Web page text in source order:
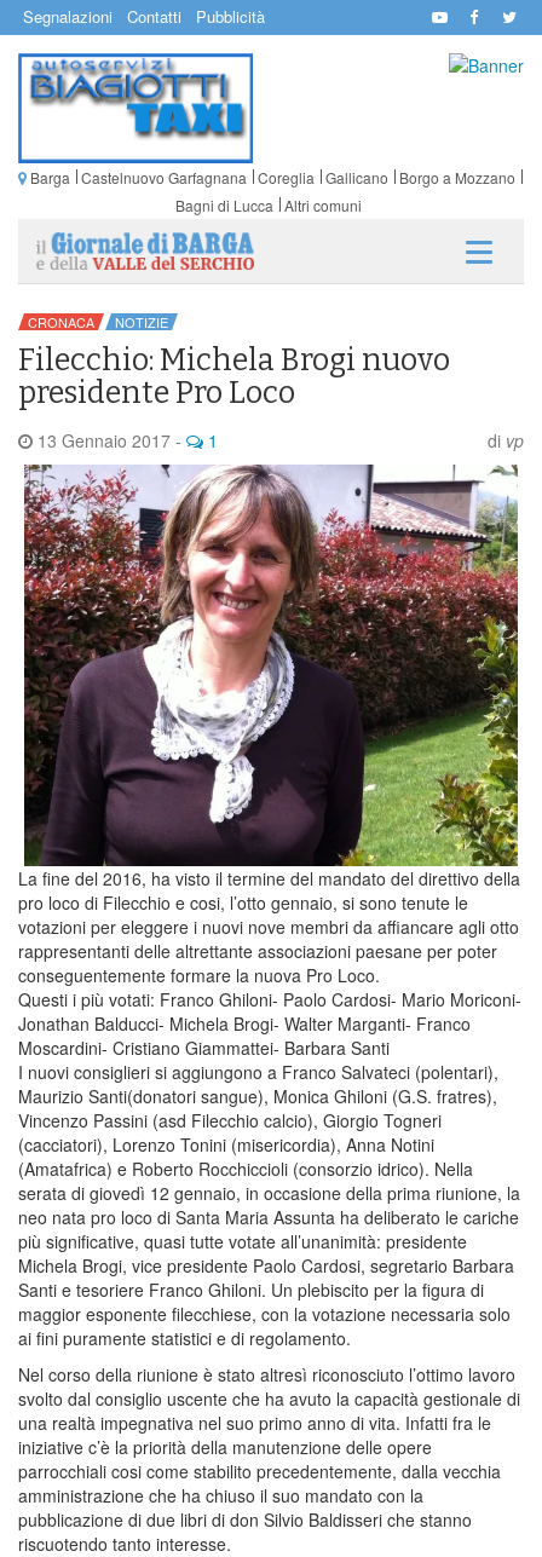
Segnalazioni Contatti Pubblicità
Barga Castelnuovo Garfagnana Coreglia Gallicano
Borgo a Mozzano
Bagni di Lucca Altri comuni
CRONACA NOTIZIE
Filecchio: Michela Brogi nuovo
presidente Pro Loco
13 Gennaio 2017 - 1 di vp
La fine del 2016, ha visto il termine del mandato del direttivo della
pro loco di Filecchio e cosi, l’otto gennaio, si sono tenute le
votazioni per eleggere i nuovi nove membri da affiancare agli otto
rappresentanti delle altrettante associazioni paesane per poter
conseguentemente formare la nuova Pro Loco.
Questi i più votati: Franco Ghiloni- Paolo Cardosi- Mario Moriconi-
Jonathan Balducci- Michela Brogi- Walter Marganti- Franco
Moscardini- Cristiano Giammattei- Barbara Santi
I nuovi consiglieri si aggiungono a Franco Salvateci (polentari),
Maurizio Santi(donatori sangue), Monica Ghiloni (G.S. fratres),
Vincenzo Passini (asd Filecchio calcio), Giorgio Togneri
(cacciatori), Lorenzo Tonini (misericordia), Anna Notini
(Amatafrica) e Roberto Rocchiccioli (consorzio idrico). Nella
serata di giovedì 12 gennaio, in occasione della prima riunione, la
neo nata pro loco di Santa Maria Assunta ha deliberato le cariche
più significative, quasi tutte votate all’unanimità: presidente
Michela Brogi, vice presidente Paolo Cardosi, segretario Barbara
Santi e tesoriere Franco Ghiloni. Un plebiscito per la figura di
maggior esponente filecchiese, con la votazione necessaria solo
ai fini puramente statistici e di regolamento.
Nel corso della riunione è stato altresì riconosciuto l’ottimo lavoro
svolto dal consiglio uscente che ha avuto la capacità gestionale di
una realtà impegnativa nel suo primo anno di vita. Infatti fra le
iniziative c’è la priorità della manutenzione delle opere
parrocchiali cosi come stabilito precedentemente, dalla vecchia
amministrazione che ha chiuso il suo mandato con la
pubblicazione di due libri di don Silvio Baldisseri che stanno
riscuotendo tanto interesse.